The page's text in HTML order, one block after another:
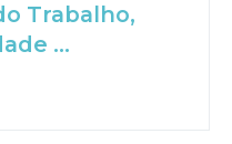
Trabalho,
...